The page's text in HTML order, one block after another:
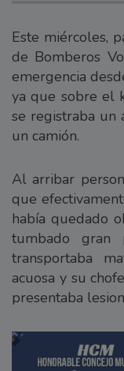
Este miércoles,
de Bomberos
emergencia
ya que sobre el
se registraba un
un camión.
Al arribar
que
había quedado
tumbado
transportaba
acuosa y su
presentaba